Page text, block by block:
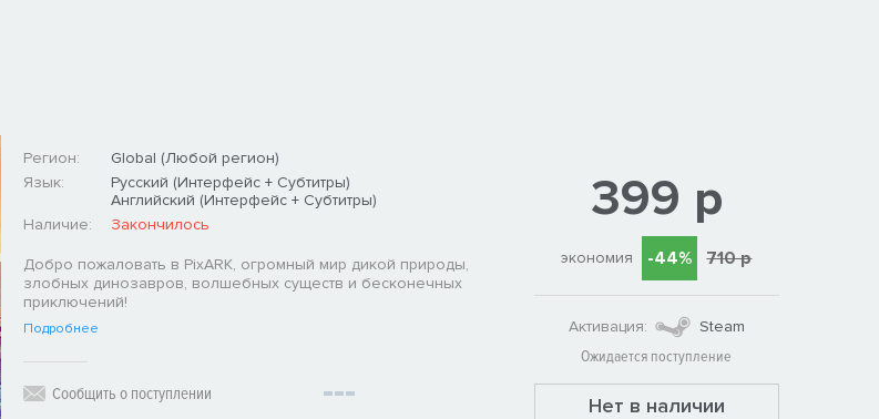
Регион:
Global (Любой регион)
Язык:
Русский (Интерфейс + Субтитры)
Английский (Интерфейс + Субтитры)
Наличие:
Закончилось
Добро пожаловать в PixARK, огромный мир дикой природы,
злобных динозавров, волшебных существ и бесконечных
приключений!
Подробнее
Сообщить о поступлении
399 р
экономия -44% 710 р
Активация:
Steam
Ожидается поступление
Нет в наличии